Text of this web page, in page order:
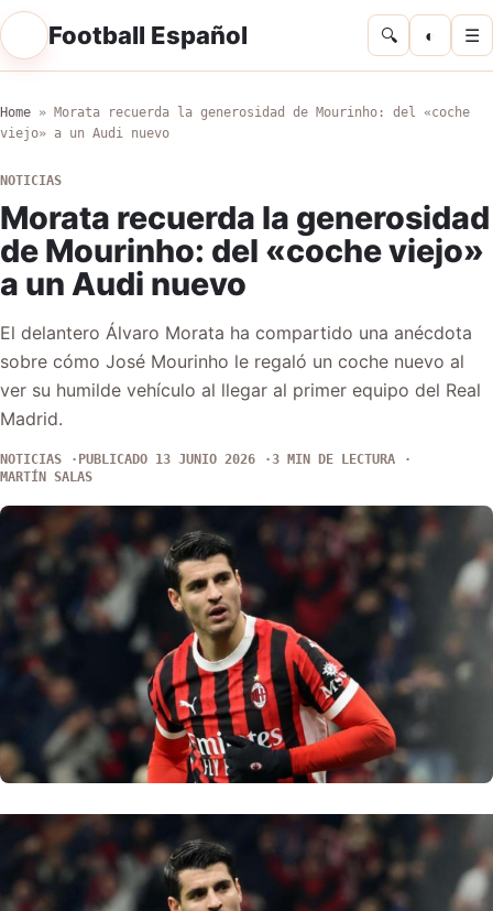
Football Español ◐ ☰
Home » Morata recuerda la generosidad de Mourinho: del «coche
viejo» a un Audi nuevo
NOTICIAS
Morata recuerda la generosidad
de Mourinho: del «coche viejo»
a un Audi nuevo
El delantero Álvaro Morata ha compartido una anécdota
sobre cómo José Mourinho le regaló un coche nuevo al
ver su humilde vehículo al llegar al primer equipo del Real
Madrid.
NOTICIAS PUBLICADO 13 JUNIO 2026
3 MIN DE LECTURA
MARTÍN SALAS